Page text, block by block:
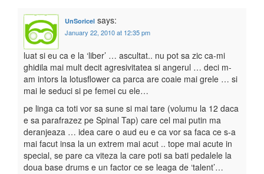
UnSoricel says:
January 22, 2010 at 12:35 pm
luat si eu ca e la ‘liber’ … ascultat.. nu pot sa zic ca-mi
ghidila mai mult decit agresivitatea si angerul … deci m-
am intors la lotusflower ca parca are coaie mai grele … si
mai le seduci si pe femei cu ele…
pe linga ca toti vor sa sune si mai tare (volumu la 12 daca
e sa parafrazez pe Spinal Tap) care cel mai putin ma
deranjeaza … idea care o aud eu e ca vor sa faca ce s-a
mai facut insa la un extrem mai acut .. tope mai acute in
special, se pare ca viteza la care poti sa bati pedalele la
doua base drums e un factor ce se leaga de ‘talent’…